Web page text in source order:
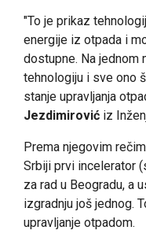
"To je prikaz
energije iz otpada i
dostupne. Na jednom
tehnologiju i sve ono
stanje upravljanja
Jezdimirović iz
Prema njegovim
Srbiji prvi incelerator
za rad u Beogradu, a
izgradnju još jednog.
upravljanje otpadom.